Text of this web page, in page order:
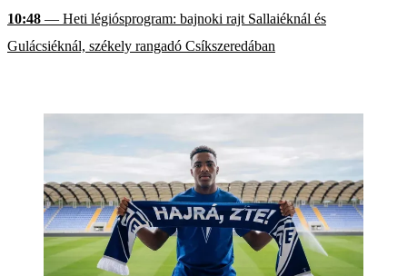
10:48 — Heti légiósprogram: bajnoki rajt Sallaiéknál és
Gulácsiéknál, székely rangadó Csíkszeredában